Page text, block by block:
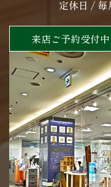
定休日 / 毎
来店ご予約受付中